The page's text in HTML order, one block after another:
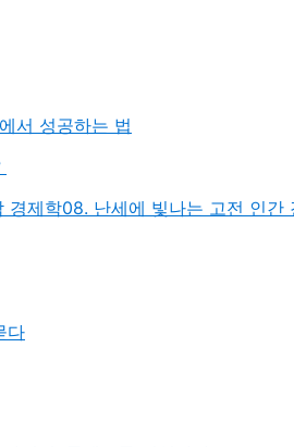
서 성공하는 법
경제학08. 난세에 빛나는 고전 인간
다